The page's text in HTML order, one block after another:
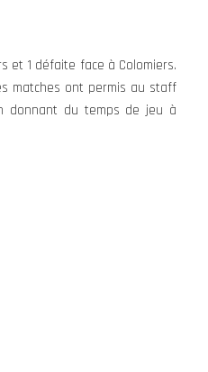
et 1 défaite face à Colomiers.
matches ont permis au staff
donnant du temps de jeu à